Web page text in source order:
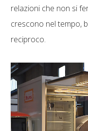
relazioni che non si
crescono nel tempo,
reciproco.